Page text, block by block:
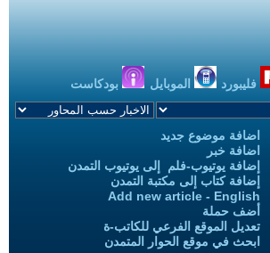
فليبورد الموبايل بودكاست
اضافة موضوع جديد
اضافة خبر
إضافة يوتيوب-فلم إلى يوتيوب التمدن
إضافة كتاب إلى مكتبة التمدن
Add new article - English
أضف حملة
تعديل الموقع الفرعي للكاتب-ة
ابحث في موقع الحوار المتمدن